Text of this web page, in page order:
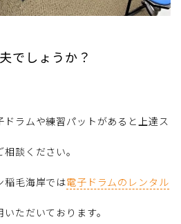
でしょうか？
ラムや練習パットがあると上達ス
談ください。
稲毛海岸では電子ドラムのレンタル
ただいております。